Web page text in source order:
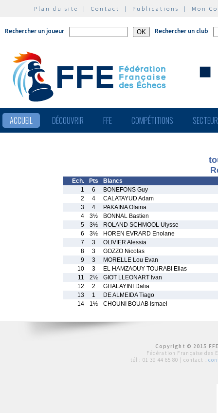
Plan du site | Contact | Publications | Mon
Rechercher un joueur Rechercher un club
ACCUEIL DÉCOUVRIR FFE COMPÉTITIONS
Ech. Pts
Blancs
1
6
BONEFONS Guy
2
4
CALATAYUD Adam
3
4
PAKAINA Ofaina
4
3½
BONNAL Bastien
5
3½
ROLAND SCHMOOL Ulysse
6
3½
HOREN EVRARD Enolane
7
3
OLIVIER Alessia
8
3
GOZZO Nicolas
9
3
MORELLE Lou Evan
10
3
EL HAMZAOUY TOURABI Elias
11
2½
GIOT LLEONART Ivan
12
2
GHALAYINI Dalia
13
1
DE ALMEIDA Tiago
14
1½ CHOUNI BOUAB Ismael
Copyright © 2015
Fédération Française des
tél : 01 39 44 65 80 | contact :